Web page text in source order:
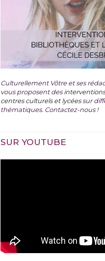
Culturellement Vôtre et ses
vous proposent des
centres culturels et lycéessur
thématiques. Contactez-nous !
SUR YOUTUBE